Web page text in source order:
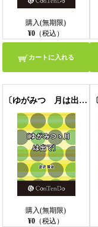
購入(無期限)
¥0 （税込）
カートに入れる
〔ゆがみつゝ月は出で〕
購入(無期限)
¥0 （税込）